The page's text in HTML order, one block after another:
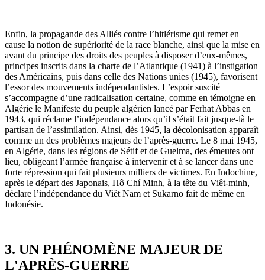
Enfin, la propagande des Alliés contre l’hitlérisme qui remet en
cause la notion de supériorité de la race blanche, ainsi que la mise en
avant du principe des droits des peuples à disposer d’eux-mêmes,
principes inscrits dans la charte de l’Atlantique (1941) à l’instigation
des Américains, puis dans celle des Nations unies (1945), favorisent
l’essor des mouvements indépendantistes. L’espoir suscité
s’accompagne d’une radicalisation certaine, comme en témoigne en
Algérie le Manifeste du peuple algérien lancé par Ferhat Abbas en
1943, qui réclame l’indépendance alors qu’il s’était fait jusque-là le
partisan de l’assimilation. Ainsi, dès 1945, la décolonisation apparaît
comme un des problèmes majeurs de l’après-guerre. Le 8 mai 1945,
en Algérie, dans les régions de Sétif et de Guelma, des émeutes ont
lieu, obligeant l’armée française à intervenir et à se lancer dans une
forte répression qui fait plusieurs milliers de victimes. En Indochine,
après le départ des Japonais, Hô Chí Minh, à la tête du Viêt-minh,
déclare l’indépendance du Viêt Nam et Sukarno fait de même en
Indonésie.
3. UN PHÉNOMÈNE MAJEUR DE
L'APRÈS-GUERRE